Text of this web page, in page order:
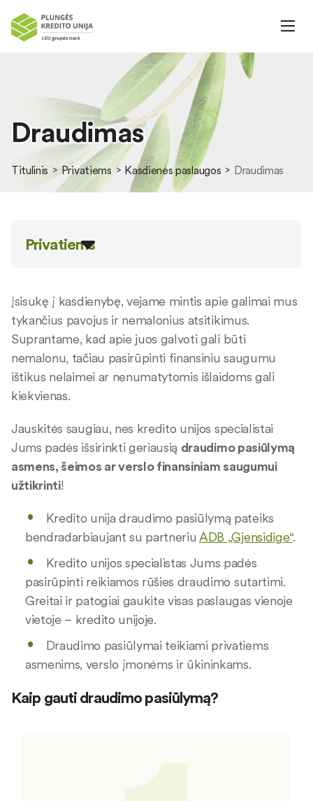
Draudimas
Titulinis Privatiems Kasdienės paslaugos Draudimas
Privatiems
Įsisukę į kasdienybę, vejame mintis apie galimai mus
tykančius pavojus ir nemalonius atsitikimus.
Suprantame, kad apie juos galvoti gali būti
nemalonu, tačiau pasirūpinti finansiniu saugumu
ištikus nelaimei ar nenumatytomis išlaidoms gali
kiekvienas.
Jauskitės saugiau, nes kredito unijos specialistai
Jums padės išsirinkti geriausią draudimo pasiūlymą
asmens, šeimos ar verslo finansiniam saugumui
užtikrinti!
Kredito unija draudimo pasiūlymą pateiks
bendradarbiaujant su partneriuADB „Gjensidige“.
Kredito unijos specialistas Jums padės
pasirūpinti reikiamos rūšies draudimo sutartimi.
Greitai ir patogiai gaukite visas paslaugas vienoje
vietoje – kredito unijoje.
Draudimo pasiūlymai teikiami privatiems
asmenims, verslo įmonėms ir ūkininkams.
Kaip gauti draudimo pasiūlymą?